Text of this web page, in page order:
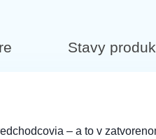
Stavy
– a to v